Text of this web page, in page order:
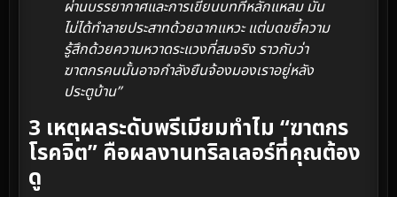
ผ่านบรรยากาศและการเขียนบทที่หลักแหลม มัน
ไม่ได้ทำลายประสาทด้วยฉากแหวะ แต่บดขยี้ความ
รู้สึกด้วยความหวาดระแวงที่สมจริง ราวกับว่า
ฆาตกรคนนั้นอาจกำลังยืนจ้องมองเราอยู่หลัง
ประตูบ้าน”
3 เหตุผลระดับพรีเมียมทำไม “ฆาตกร
โรคจิต” คือผลงานทริลเลอร์ที่คุณต้อง
ดู